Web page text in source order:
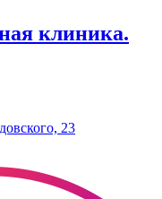
клиника.
23